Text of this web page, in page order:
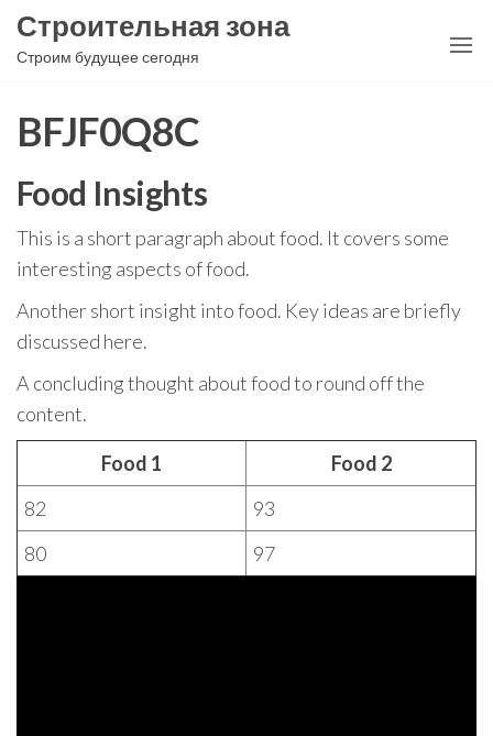
Перейти
Строительная зона
Строим будущее сегодня
BFJF0Q8C
Food Insights
This is a short paragraph about food. It covers some
interesting aspects of food.
Another short insight into food. Key ideas are briefly
discussed here.
A concluding thought about food to round off the
content.
Food 1
Food 2
82
93
80
97